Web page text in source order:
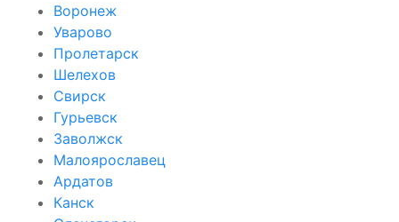
Воронеж
Уварово
Пролетарск
Шелехов
Свирск
Гурьевск
Заволжск
Малоярославец
Ардатов
Канск